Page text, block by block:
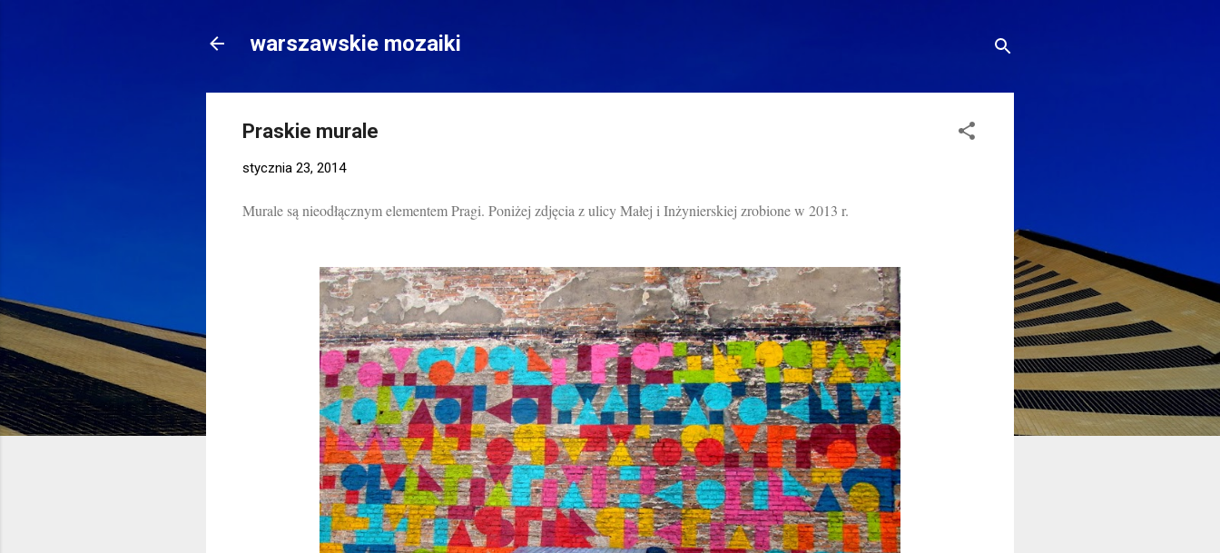
warszawskie mozaiki
Praskie murale
stycznia 23, 2014
Murale są nieodłącznym elementem Pragi. Poniżej zdjęcia z ulicy Małej i Inżynierskiej zrobione w 2013 r.